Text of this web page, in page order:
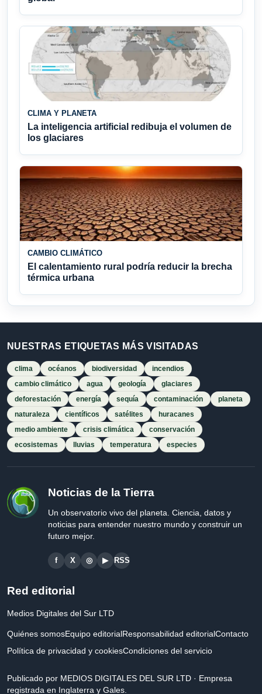
CLIMA Y PLANETA
La inteligencia artificial redibuja el volumen de
los glaciares
CAMBIO CLIMÁTICO
El calentamiento rural podría reducir la brecha
térmica urbana
NUESTRAS ETIQUETAS MÁS VISITADAS
clima océanos biodiversidad
incendios
cambio climático
agua geología
glaciares
deforestación
energía sequía contaminación
planeta
naturaleza
científicos satélites
huracanes
medio ambiente
crisis climática
conservación
ecosistemas
lluvias temperatura especies
Noticias de la Tierra
Un observatorio vivo del planeta. Ciencia, datos y
noticias para entender nuestro mundo y construir un
futuro mejor.
f X ◎ ▶ RSS
Red editorial
Medios Digitales del Sur LTD
Quiénes somosEquipo editorialResponsabilidad editorialContacto
Política de privacidad y cookiesCondiciones del servicio
Publicado por MEDIOS DIGITALES DEL SUR LTD · Empresa
registrada en Inglaterra y Gales.